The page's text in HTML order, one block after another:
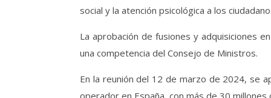
social y la atención psicológica a los
La aprobación de fusiones y adquisiciones
una competencia del Consejo de Ministros.
En la reunión del 12 de marzo de 2024, se
operador en España, con más de 30 millones